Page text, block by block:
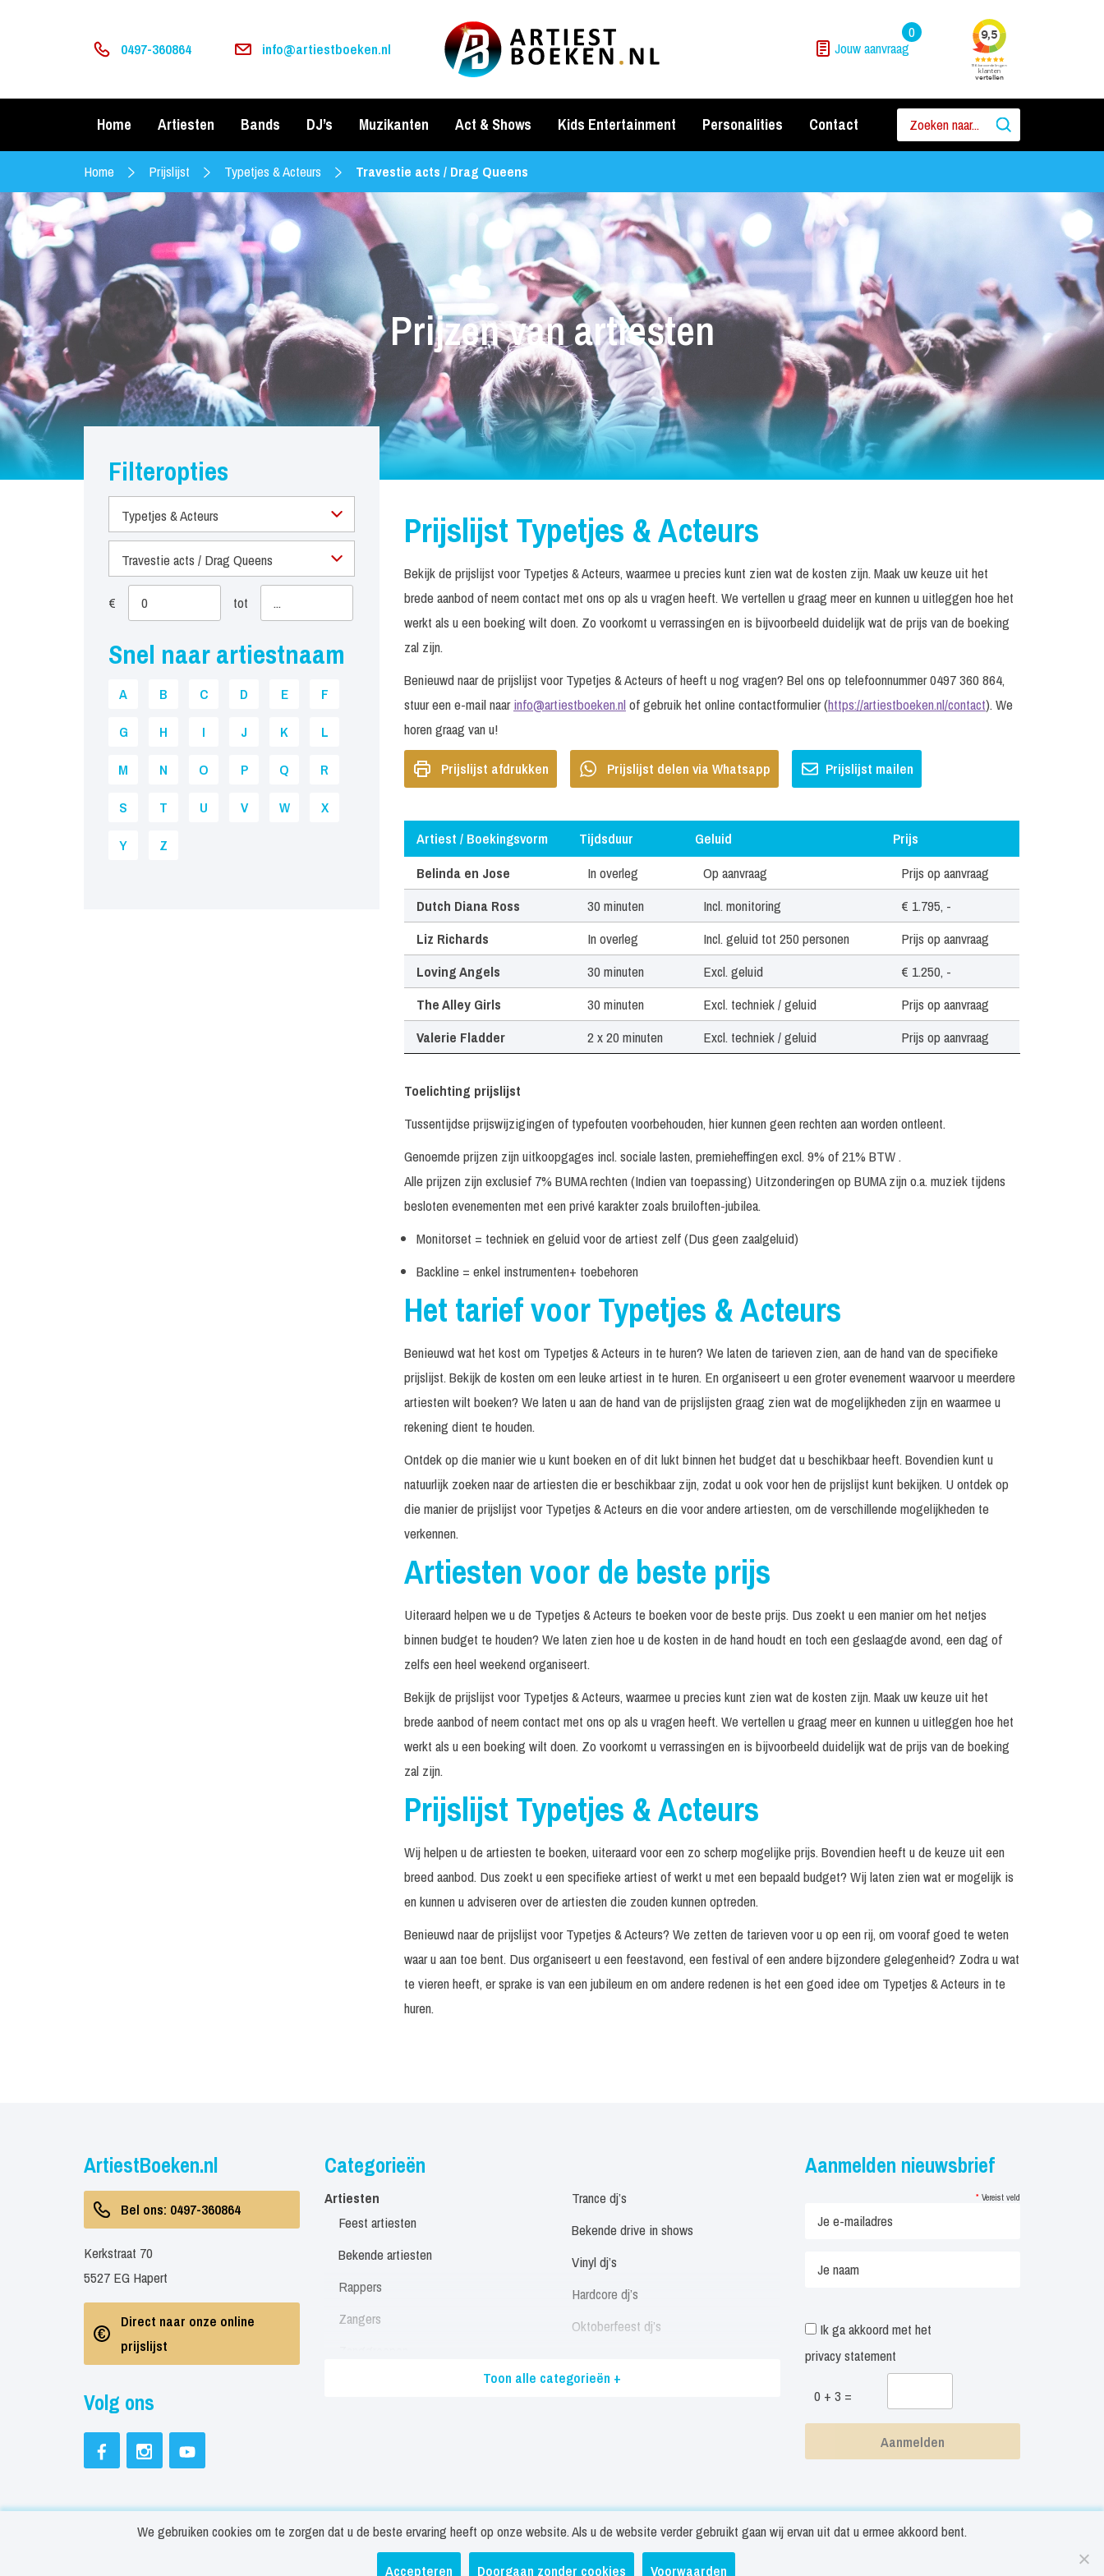
0497-360864 info@artiestboeken.nl Jouw aanvraag
0
Home Artiesten Bands DJ’s Muzikanten Act & Shows Kids Entertainment Personalities Contact
Home Prijslijst Typetjes & Acteurs Travestie acts / Drag Queens
Prijzen van artiesten
Filteropties
Typetjes & Acteurs
Travestie acts / Drag Queens
€ tot
Snel naar artiestnaam
A B C D E
F
G
H I J K
L
M
N O P Q
R
S
T U V W
X
Y
Z
Prijslijst Typetjes & Acteurs
Bekijk de prijslijst voor Typetjes & Acteurs, waarmee u precies kunt zien wat de kosten zijn. Maak uw keuze uit het
brede aanbod of neem contact met ons op als u vragen heeft. We vertellen u graag meer en kunnen u uitleggen hoe het
werkt als u een boeking wilt doen. Zo voorkomt u verrassingen en is bijvoorbeeld duidelijk wat de prijs van de boeking
zal zijn.
Benieuwd naar de prijslijst voor Typetjes & Acteurs of heeft u nog vragen? Bel ons op telefoonnummer 0497 360 864,
stuur een e-mail naarinfo@artiestboeken.nlof gebruik het online contactformulier (https://artiestboeken.nl/contact). We
horen graag van u!
Prijslijst afdrukken Prijslijst delen via Whatsapp Prijslijst mailen
Artiest / Boekingsvorm Tijdsduur Geluid
Prijs
Artiest / Boekingsvorm
Tijdsduur Geluid Prijs
Belinda en Jose In overleg Op aanvraag
Prijs op aanvraag
Dutch Diana Ross
30 minuten Incl. monitoring
€ 1.795, -
Liz Richards
In overleg Incl. geluid tot 250 personen
Prijs op aanvraag
Loving Angels
30 minuten Excl. geluid
€ 1.250, -
The Alley Girls
30 minuten Excl. techniek / geluid
Prijs op aanvraag
Valerie Fladder
2 x 20 minuten Excl. techniek / geluid Prijs op aanvraag
Toelichting prijslijst
Tussentijdse prijswijzigingen of typefouten voorbehouden, hier kunnen geen rechten aan worden ontleent.
Genoemde prijzen zijn uitkoopgages incl. sociale lasten, premieheffingen excl. 9% of 21% BTW .
Alle prijzen zijn exclusief 7% BUMA rechten (Indien van toepassing) Uitzonderingen op BUMA zijn o.a. muziek tijdens
besloten evenementen met een privé karakter zoals bruiloften-jubilea.
Monitorset = techniek en geluid voor de artiest zelf (Dus geen zaalgeluid)
Backline = enkel instrumenten+ toebehoren
Het tarief voor Typetjes & Acteurs
Benieuwd wat het kost om Typetjes & Acteurs in te huren? We laten de tarieven zien, aan de hand van de specifieke
prijslijst. Bekijk de kosten om een leuke artiest in te huren. En organiseert u een groter evenement waarvoor u meerdere
artiesten wilt boeken? We laten u aan de hand van de prijslijsten graag zien wat de mogelijkheden zijn en waarmee u
rekening dient te houden.
Ontdek op die manier wie u kunt boeken en of dit lukt binnen het budget dat u beschikbaar heeft. Bovendien kunt u
natuurlijk zoeken naar de artiesten die er beschikbaar zijn, zodat u ook voor hen de prijslijst kunt bekijken. U ontdek op
die manier de prijslijst voor Typetjes & Acteurs en die voor andere artiesten, om de verschillende mogelijkheden te
verkennen.
Artiesten voor de beste prijs
Uiteraard helpen we u de Typetjes & Acteurs te boeken voor de beste prijs. Dus zoekt u een manier om het netjes
binnen budget te houden? We laten zien hoe u de kosten in de hand houdt en toch een geslaagde avond, een dag of
zelfs een heel weekend organiseert.
Bekijk de prijslijst voor Typetjes & Acteurs, waarmee u precies kunt zien wat de kosten zijn. Maak uw keuze uit het
brede aanbod of neem contact met ons op als u vragen heeft. We vertellen u graag meer en kunnen u uitleggen hoe het
werkt als u een boeking wilt doen. Zo voorkomt u verrassingen en is bijvoorbeeld duidelijk wat de prijs van de boeking
zal zijn.
Prijslijst Typetjes & Acteurs
Wij helpen u de artiesten te boeken, uiteraard voor een zo scherp mogelijke prijs. Bovendien heeft u de keuze uit een
breed aanbod. Dus zoekt u een specifieke artiest of werkt u met een bepaald budget? Wij laten zien wat er mogelijk is
en kunnen u adviseren over de artiesten die zouden kunnen optreden.
Benieuwd naar de prijslijst voor Typetjes & Acteurs? We zetten de tarieven voor u op een rij, om vooraf goed te weten
waar u aan toe bent. Dus organiseert u een feestavond, een festival of een andere bijzondere gelegenheid? Zodra u wat
te vieren heeft, er sprake is van een jubileum en om andere redenen is het een goed idee om Typetjes & Acteurs in te
huren.
ArtiestBoeken.nl
Bel ons: 0497-360864
Kerkstraat 70
5527 EG Hapert
Direct naar onze online
prijslijst
Volg ons
Categorieën
Artiesten
Feest artiesten
Bekende artiesten
Rappers
Zangers
Feest artiesten
Beste zangers
Trance dj’s
Bekende drive in shows
Vinyl dj’s
Hardcore dj’s
Oktoberfeest dj’s
Alle dj’s
Singer songwriters
Solist
Toon alle categorieën +
Aanmelden nieuwsbrief
* Vereist veld
Ik ga akkoord met het
privacy statement
0 + 3 =
Cookies intrekken Nieuws Contact Privacy- en cookieverklaring
We gebruiken cookies om te zorgen dat u de beste ervaring heeft op onze website. Als u de website verder gebruikt gaan wij ervan uit dat u ermee akkoord bent.
Accepteren Doorgaan zonder cookies Voorwaarden